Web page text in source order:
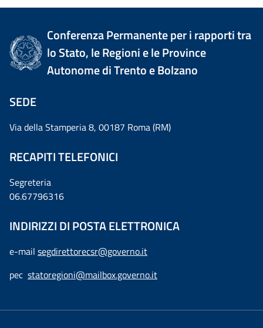
Conferenza Permanente per i rapporti tra
lo Stato, le Regioni e le Province
Autonome di Trento e Bolzano
SEDE
Via della Stamperia 8, 00187 Roma (RM)
RECAPITI TELEFONICI
Segreteria
06.67796316
INDIRIZZI DI POSTA ELETTRONICA
e-mail segdirettorecsr@governo.it
pec statoregioni@mailbox.governo.it